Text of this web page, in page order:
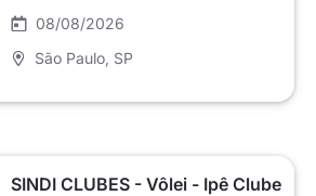
Master SC2 (C2)
08/08/2026
São Paulo , SP
SINDI CLUBES - Vôlei - Ipê Clube